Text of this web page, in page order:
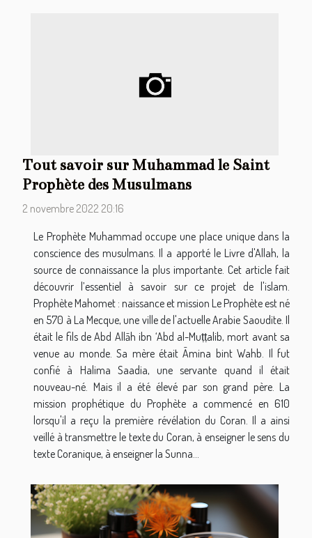
Tout savoir sur Muhammad le Saint
Prophète des Musulmans
2 novembre 2022 20:16
Le Prophète Muhammad occupe une place unique dans la
conscience des musulmans. Il a apporté le Livre d'Allah, la
source de connaissance la plus importante. Cet article fait
découvrir l’essentiel à savoir sur ce projet de l'islam.
Prophète Mahomet : naissance et mission Le Prophète est né
en 570 à La Mecque, une ville de l'actuelle Arabie Saoudite. Il
était le fils de Abd Allāh ibn ‘Abd al-Muṭṭalib, mort avant sa
venue au monde. Sa mère était Āmina bint Wahb. Il fut
confié à Halima Saadia, une servante quand il était
nouveau-né. Mais il a été élevé par son grand père. La
mission prophétique du Prophète a commencé en 610
lorsqu'il a reçu la première révélation du Coran. Il a ainsi
veillé à transmettre le texte du Coran, à enseigner le sens du
texte Coranique, à enseigner la Sunna...